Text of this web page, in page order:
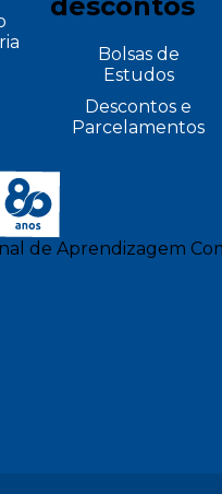
Bolsas de
Estudos
Descontos e
Parcelamentos
de Aprendizagem